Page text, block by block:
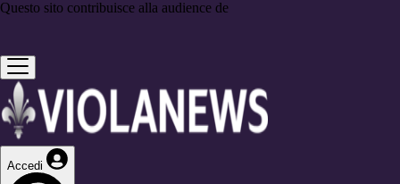
Questo sito contribuisce alla audience de
Accedi